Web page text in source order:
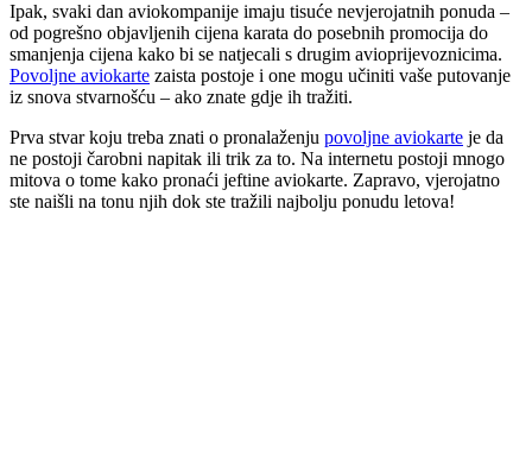
Ipak, svaki dan aviokompanije imaju tisuće nevjerojatnih ponuda –
od pogrešno objavljenih cijena karata do posebnih promocija do
smanjenja cijena kako bi se natjecali s drugim avioprijevoznicima.
Povoljne aviokarte zaista postoje i one mogu učiniti vaše putovanje
iz snova stvarnošću – ako znate gdje ih tražiti.
Prva stvar koju treba znati o pronalaženju povoljne aviokarte je da
ne postoji čarobni napitak ili trik za to. Na internetu postoji mnogo
mitova o tome kako pronaći jeftine aviokarte. Zapravo, vjerojatno
ste naišli na tonu njih dok ste tražili najbolju ponudu letova!